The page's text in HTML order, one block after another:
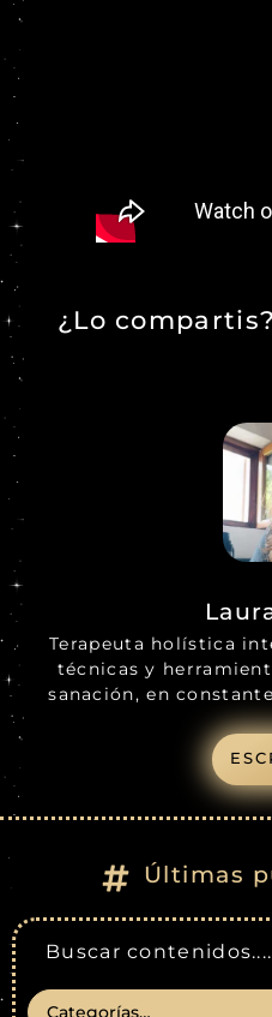
¿Lo compartis?
Terapeuta holística
técnicas y
sanación, en
Últimas